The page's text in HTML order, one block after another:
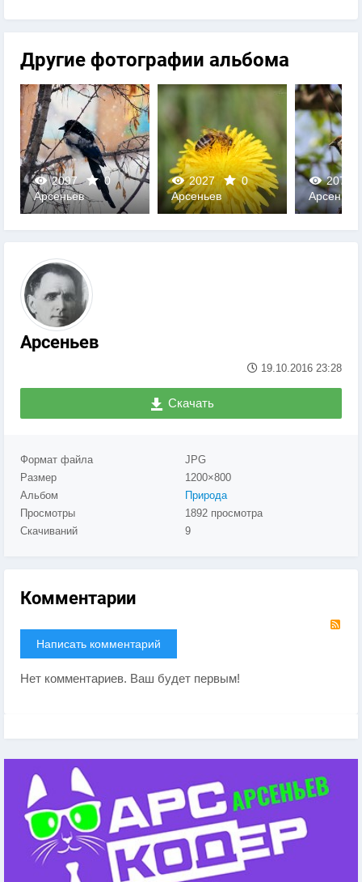
Другие фотографии альбома
2097
0
0
Арсеньев
2027
0
0
Арсеньев
2072
0
Арсеньев
Арсеньев
19.10.2016 23:28
Скачать
Формат файла
JPG
Размер
1200×800
Альбом
Природа
Просмотры
1892 просмотра
Скачиваний
9
Комментарии
Написать комментарий
Нет комментариев. Ваш будет первым!